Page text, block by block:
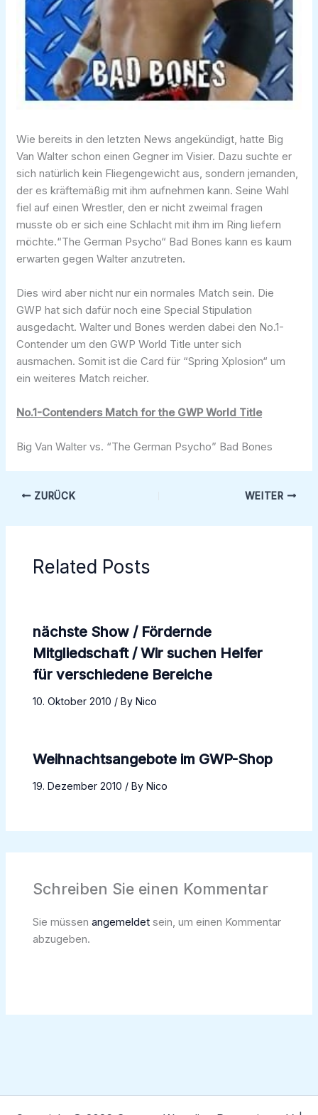
Wie bereits in den letzten News angekündigt, hatte Big
Van Walter schon einen Gegner im Visier. Dazu suchte er
sich natürlich kein Fliegengewicht aus, sondern jemanden,
der es kräftemäßig mit ihm aufnehmen kann. Seine Wahl
fiel auf einen Wrestler, den er nicht zweimal fragen
musste ob er sich eine Schlacht mit ihm im Ring liefern
möchte.“The German Psycho“ Bad Bones kann es kaum
erwarten gegen Walter anzutreten.
Dies wird aber nicht nur ein normales Match sein. Die
GWP hat sich dafür noch eine Special Stipulation
ausgedacht. Walter und Bones werden dabei den No.1-
Contender um den GWP World Title unter sich
ausmachen. Somit ist die Card für “Spring Xplosion“ um
ein weiteres Match reicher.
No.1-Contenders Match for the GWP World Title
Big Van Walter vs. “The German Psycho” Bad Bones
ZURÜCK WEITER
Related Posts
nächste Show / Fördernde
Mitgliedschaft / Wir suchen Helfer
für verschiedene Bereiche
10. Oktober 2010 / By Nico
Weihnachtsangebote im GWP-Shop
19. Dezember 2010 / By Nico
Schreiben Sie einen Kommentar
Sie müssen angemeldetsein, um einen Kommentar
abzugeben.